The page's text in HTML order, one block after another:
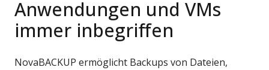
Anwendungen und VMs
immer inbegriffen
NovaBACKUP ermöglicht Backups von Dateien,